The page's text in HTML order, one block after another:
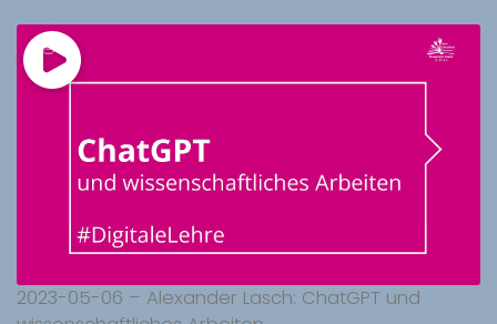
2023-05-06 – Alexander Lasch: ChatGPT und